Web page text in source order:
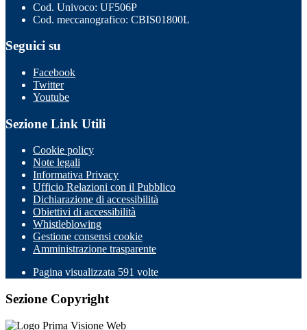
Cod. Univoco: UF506P
Cod. meccanografico: CBIS01800L
Seguici su
Facebook
Twitter
Youtube
Sezione Link Utili
Cookie policy
Note legali
Informativa Privacy
Ufficio Relazioni con il Pubblico
Dichiarazione di accessibilità
Obiettivi di accessibilità
Whistleblowing
Gestione consensi cookie
Amministrazione trasparente
Pagina visualizzata 591 volte
Sezione Copyright